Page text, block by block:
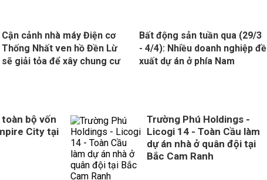
Cận cảnh nhà máy Điện cơ
Thống Nhất ven hồ Đền Lừ
sẽ giải tỏa để xây chung cư
Bất động sản tuần qua (29/3
- 4/4): Nhiều doanh nghiệp đề
xuất dự án ở phía Nam
bộ vốn
City tại
Trường Phú Holdings -
Licogi 14 - Toàn Cầu làm
dự án nhà ở quân đội tại
Bắc Cam Ranh